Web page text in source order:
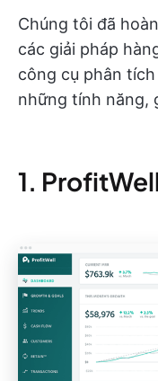
Chúng tôi đã
các giải pháp
công cụ phân
những tính năng,
1.